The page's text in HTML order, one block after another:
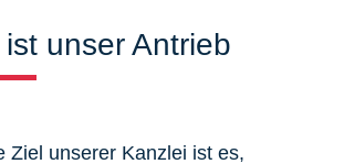
unser Antrieb
Ziel unserer Kanzlei ist es,